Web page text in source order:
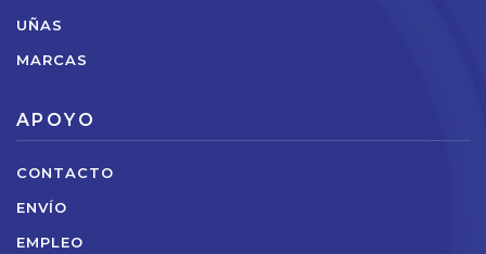
UÑAS
MARCAS
APOYO
CONTACTO
ENVÍO
EMPLEO